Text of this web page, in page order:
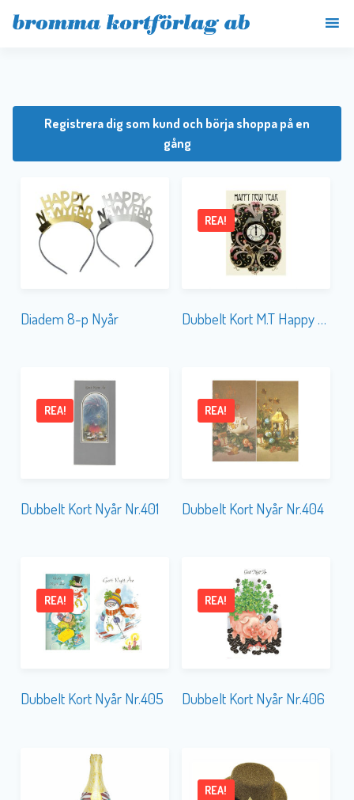
Registrera dig som kund och börja shoppa på en
gång
Diadem 8-p Nyår Dubbelt Kort M.T Happy New Year WT029 Glitter
REA!
Dubbelt Kort Nyår Nr.401
REA!
Dubbelt Kort Nyår Nr.404
REA!
Dubbelt Kort Nyår Nr.405
REA!
Dubbelt Kort Nyår Nr.406
REA!
REA!